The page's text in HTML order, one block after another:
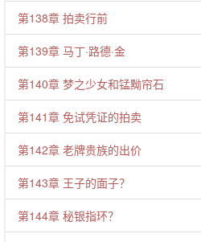
第138章 拍卖行前
第139章 马丁·路德·金
第140章 梦之少女和锰黝帘石
第141章 免试凭证的拍卖
第142章 老牌贵族的出价
第143章 王子的面子？
第144章 秘银指环？